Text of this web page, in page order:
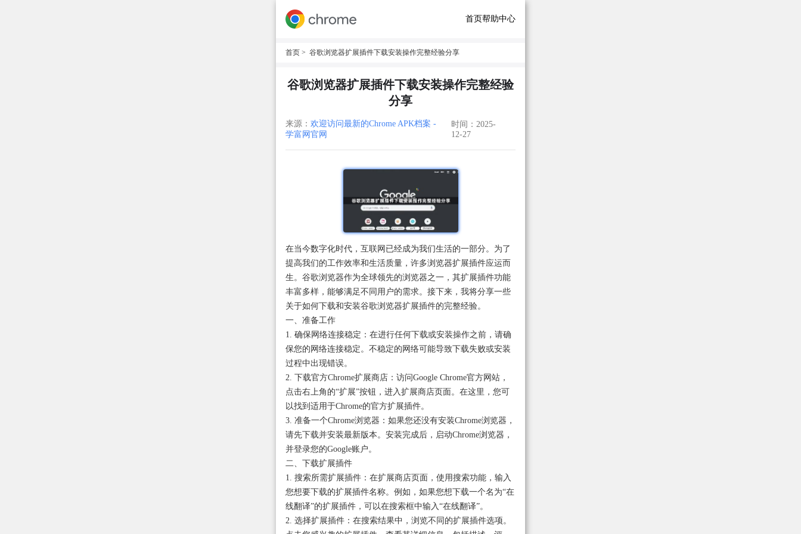
首页帮助中心
首页 > 谷歌浏览器扩展插件下载安装操作完整经验分享
谷歌浏览器扩展插件下载安装操作完整经验
分享
来源： 欢迎访问最新的Chrome APK档案 -
学富网官网
时间：2025-
12-27
在当今数字化时代，互联网已经成为我们生活的一部分。为了
提高我们的工作效率和生活质量，许多浏览器扩展插件应运而
生。谷歌浏览器作为全球领先的浏览器之一，其扩展插件功能
丰富多样，能够满足不同用户的需求。接下来，我将分享一些
关于如何下载和安装谷歌浏览器扩展插件的完整经验。
一、准备工作
1. 确保网络连接稳定：在进行任何下载或安装操作之前，请确
保您的网络连接稳定。不稳定的网络可能导致下载失败或安装
过程中出现错误。
2. 下载官方Chrome扩展商店：访问Google Chrome官方网站，
点击右上角的“扩展”按钮，进入扩展商店页面。在这里，您可
以找到适用于Chrome的官方扩展插件。
3. 准备一个Chrome浏览器：如果您还没有安装Chrome浏览器，
请先下载并安装最新版本。安装完成后，启动Chrome浏览器，
并登录您的Google账户。
二、下载扩展插件
1. 搜索所需扩展插件：在扩展商店页面，使用搜索功能，输入
您想要下载的扩展插件名称。例如，如果您想下载一个名为“在
线翻译”的扩展插件，可以在搜索框中输入“在线翻译”。
2. 选择扩展插件：在搜索结果中，浏览不同的扩展插件选项。